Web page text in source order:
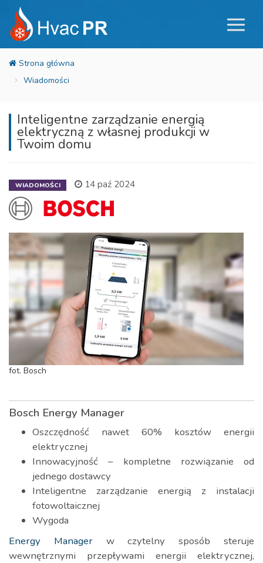
Wiadomości
Inteligentne zarządzanie energią
elektryczną z własnej produkcji w
Twoim domu
WIADOMOŚCI 14 paź 2024
fot. Bosch
Bosch Energy Manager
Oszczędność nawet 60% kosztów energii
elektrycznej
Innowacyjność – kompletne rozwiązanie od
jednego dostawcy
Inteligentne zarządzanie energią z instalacji
fotowoltaicznej
Wygoda
Energy Managerw czytelny sposób steruje
wewnętrznymi przepływami energii elektrycznej,